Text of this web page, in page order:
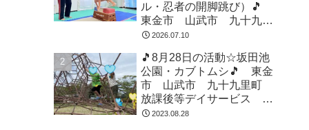
ル・忍者の開脚跳び）🎵
東金市 山武市 九十九里
町 放課後等デイサービ
育 教室見学
2026.07.10
🎵8月28日の活動☆坂田池
公園・カブトムシ🎵 東金
市 山武市 九十九里町
放課後等デイサービス 児
童発達支援 運動療育 教
2023.08.28